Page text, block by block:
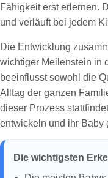
Fähigkeit erst erlernen.
und verläuft bei jedem
Die Entwicklung
wichtiger Meilenstein in
beeinflusst sowohl die
Alltag der ganzen
dieser Prozess
entwickeln und ihr Baby
Die wichtigsten